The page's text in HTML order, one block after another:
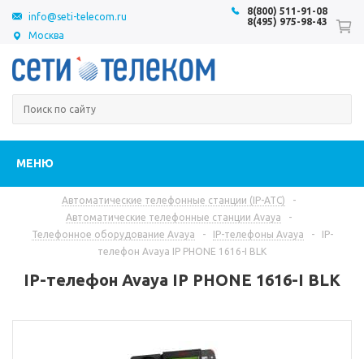
Москва
8(800) 511-91-08
8(495) 975-98-43
info@seti-telecom.ru
МЕНЮ
Автоматические телефонные станции (IP-АТС)
-
Автоматические телефонные станции Avaya
-
Телефонное оборудование Avaya
- IP-телефоны Avaya -
IP-
телефон Avaya IP PHONE 1616-I BLK
IP-телефон Avaya IP PHONE 1616-I BLK